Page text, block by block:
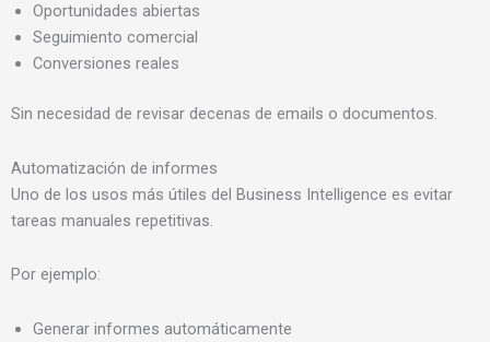
Oportunidades abiertas
Seguimiento comercial
Conversiones reales
Sin necesidad de revisar decenas de emails o documentos.
Automatización de informes
Uno de los usos más útiles del Business Intelligence es evitar
tareas manuales repetitivas.
Por ejemplo:
Generar informes automáticamente